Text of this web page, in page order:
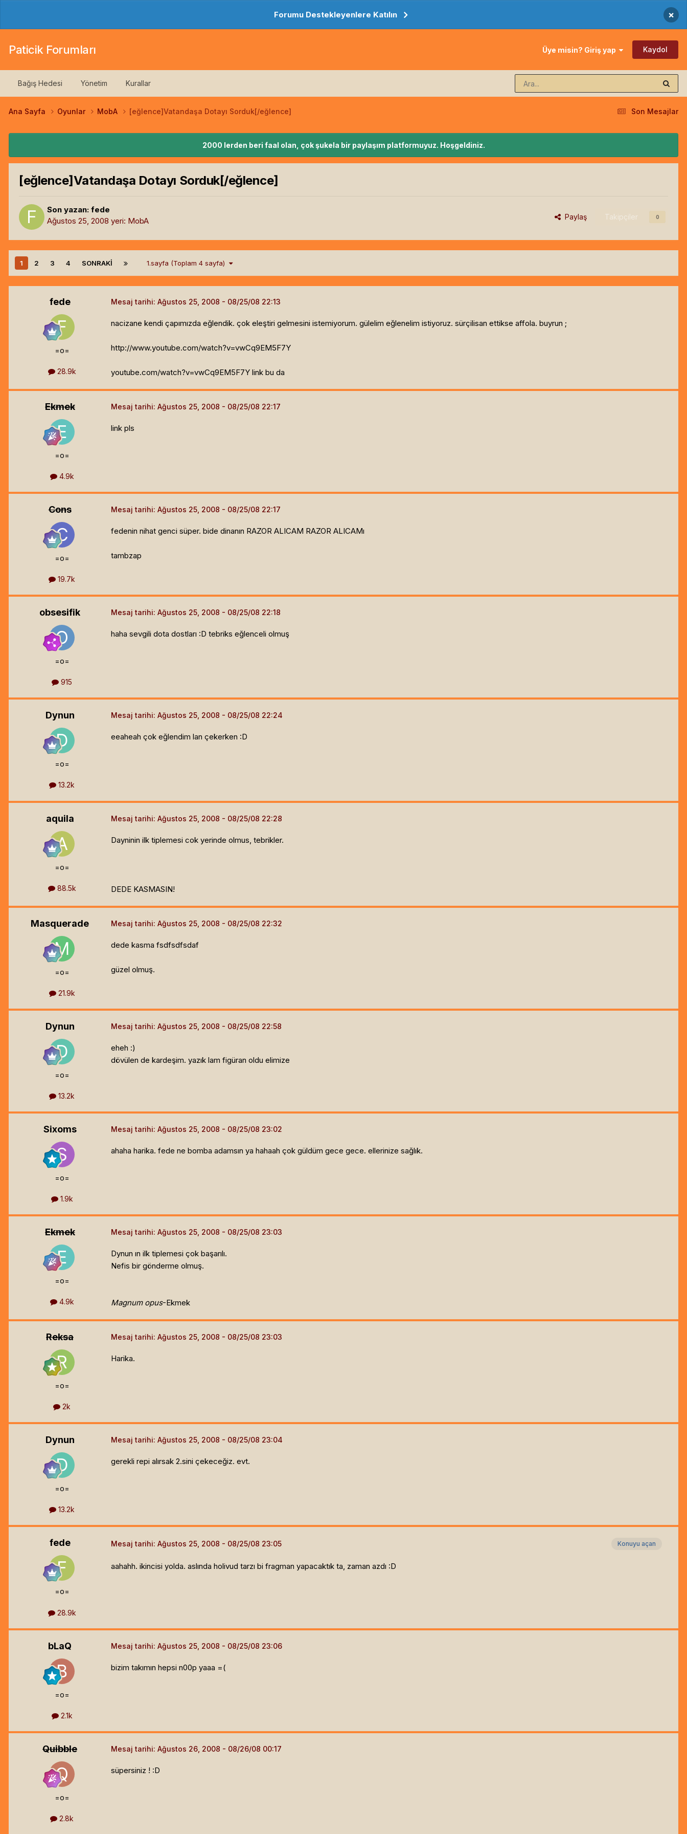
Forumu Destekleyenlere Katılın ×
Paticik Forumları Üye misin? Giriş yap Kaydol
Bağış Hedesi Yönetim Kurallar
Son Mesajlar
Ana Sayfa Oyunlar MobA [eğlence]Vatandaşa Dotayı Sorduk[/eğlence]
2000 lerden beri faal olan, çok şukela bir paylaşım platformuyuz. Hoşgeldiniz.
[eğlence]Vatandaşa Dotayı Sorduk[/eğlence]
Son yazan: fede
Ağustos 25, 2008 yeri: MobA Paylaş Takipçiler 0
1 2 3 4 SONRAKI 1.sayfa (Toplam 4 sayfa)
fede
=o=
28.9k
Mesaj tarihi: Ağustos 25, 2008
nacizane kendi çapımızda eğlendik. çok eleştiri gelmesini istemiyorum. gülelim eğlenelim istiyoruz. sürçilisan ettikse affola. buyrun ;
http://www.youtube.com/watch?v=vwCq9EM5F7Y
youtube.com/watch?v=vwCq9EM5F7Y link bu da
Ekmek
=o=
4.9k
Mesaj tarihi: Ağustos 25, 2008
link pls
Cons
=o=
19.7k
Mesaj tarihi: Ağustos 25, 2008
fedenin nihat genci süper. bide dinanın RAZOR ALICAM RAZOR ALICAMı
tambzap
obsesifik
=o=
915
Mesaj tarihi: Ağustos 25, 2008
haha sevgili dota dostları :D tebriks eğlenceli olmuş
Dynun
=o=
13.2k
Mesaj tarihi: Ağustos 25, 2008
eeaheah çok eğlendim lan çekerken :D
aquila
=o=
88.5k
Mesaj tarihi: Ağustos 25, 2008
Dayninin ilk tiplemesi cok yerinde olmus, tebrikler.
DEDE KASMASIN!
Masquerade
=o=
21.9k
Mesaj tarihi: Ağustos 25, 2008
dede kasma fsdfsdfsdaf
güzel olmuş.
Dynun
=o=
13.2k
Mesaj tarihi: Ağustos 25, 2008
eheh :)
dövülen de kardeşim. yazık lam figüran oldu elimize
Sixoms
=o=
1.9k
Mesaj tarihi: Ağustos 25, 2008
ahaha harika. fede ne bomba adamsın ya hahaah çok güldüm gece gece. ellerinize sağlık.
Ekmek
=o=
4.9k
Mesaj tarihi: Ağustos 25, 2008
Dynun ın ilk tiplemesi çok başarılı.
Nefis bir gönderme olmuş.
Magnum opus-Ekmek
Reksa
=o=
2k
Mesaj tarihi: Ağustos 25, 2008
Harika.
Dynun
=o=
13.2k
Mesaj tarihi: Ağustos 25, 2008
gerekli repi alırsak 2.sini çekeceğiz. evt.
fede
=o=
28.9k
Konuyu açan
Mesaj tarihi: Ağustos 25, 2008
aahahh. ikincisi yolda. aslında holivud tarzı bi fragman yapacaktık ta, zaman azdı :D
bLaQ
=o=
2.1k
Mesaj tarihi: Ağustos 25, 2008
bizim takımın hepsi n00p yaaa =(
Quibble
=o=
2.8k
Mesaj tarihi: Ağustos 26, 2008
süpersiniz ! :D